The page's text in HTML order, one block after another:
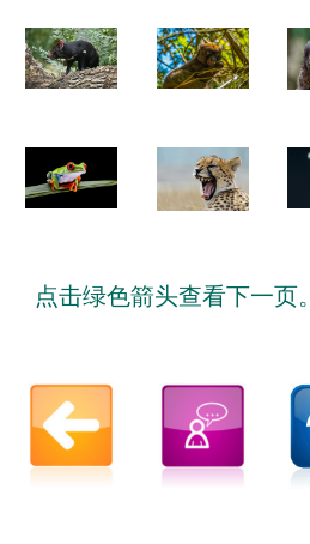
点击绿色箭头查看下一页。